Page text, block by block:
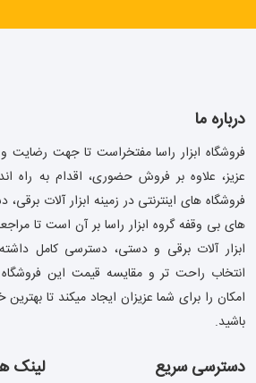
درباره ما
فروشگاه ابزار راسا مفتخراست تا جهت رضایت
عزیز، علاوه بر فروش حضوری، اقدام به راه
فروشگاه های اینترنتی در زمینه ابزار آلات
های بی وقفه گروه ابزار راسا بر آن است تا
ابزار آلات برقی و دستی، دسترسی کامل
انتخاب راحت تر و مقایسه قیمت این
امکان را برای شما عزیزان ایجاد میکند تا بهترین
باشید.
دسترسی سریع لینک